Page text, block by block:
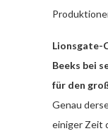
Lionsgate-
Beeks bei
für den
Genau
einiger Zeit